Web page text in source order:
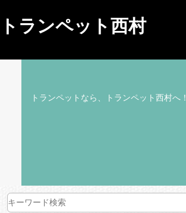
トランペット西村
トランペットなら、トランペット西村